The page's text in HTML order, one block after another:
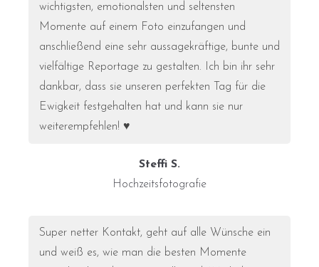
wichtigsten, emotionalsten und seltensten
Momente auf einem Foto einzufangen und
anschließend eine sehr aussagekräftige, bunte und
vielfältige Reportage zu gestalten. Ich bin ihr sehr
dankbar, dass sie unseren perfekten Tag für die
Ewigkeit festgehalten hat und kann sie nur
weiterempfehlen! ♥
Steffi S.
Hochzeitsfotografie
Super netter Kontakt, geht auf alle Wünsche ein
und weiß es, wie man die besten Momente